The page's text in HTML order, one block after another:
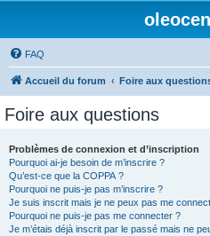
FAQ
Accueil du forum Foire aux
Foire aux questions
Problèmes de connexion et d’inscription
Pourquoi ai-je besoin de m’inscrire ?
Qu’est-ce que la COPPA ?
Pourquoi ne puis-je pas m’inscrire ?
Je suis inscrit mais je ne peux pas me
Pourquoi ne puis-je pas me connecter ?
Je m’étais déjà inscrit par le passé mais ne